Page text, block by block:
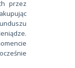
przez